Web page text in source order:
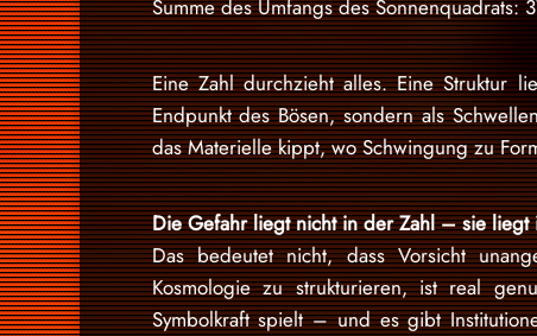
Summe des Umfangs des Sonnenquadrats:
Eine Zahl durchzieht alles. Eine Struktur
Endpunkt des Bösen, sondern als
das Materielle kippt, wo Schwingung zu
Die Gefahr liegt nicht in der Zahl – sie liegt
Das bedeutet nicht, dass Vorsicht
Kosmologie zu strukturieren, ist real
Symbolkraft spielt – und es gibt